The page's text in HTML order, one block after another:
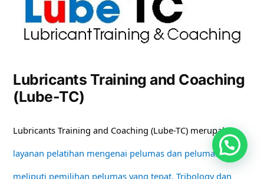
Lubricants Training and Coaching
(Lube-TC)
Lubricants Training and Coaching (Lube-TC) merupakan
layanan pelatihan mengenai pelumas dan pelumasan
meliputi pemilihan pelumas yang tepat, Tribology dan